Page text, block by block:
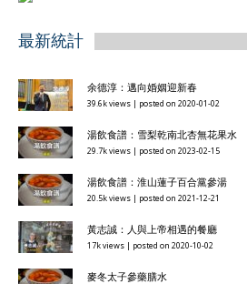
最新統計
余德淳：邁向婚姻迎新春
39.6k views | posted on 2020-01-02
湯飲食譜：雪梨乾南北杏無花果水
29.7k views | posted on 2023-02-15
湯飲食譜：淮山蓮子百合黨參湯
20.5k views | posted on 2021-12-21
黃志誠：人與上帝相遇的餐廳
17k views | posted on 2020-10-02
麥冬太子參藥膳水